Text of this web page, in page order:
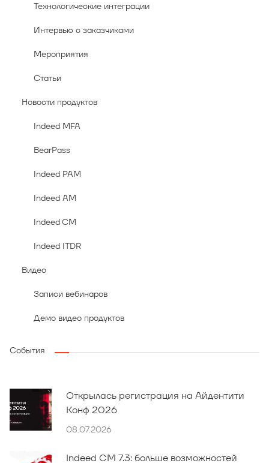
Технологические интеграции
Интервью с заказчиками
Мероприятия
Статьи
Новости продуктов
Indeed MFA
BearPass
Indeed PAM
Indeed AM
Indeed CM
Indeed ITDR
Видео
Записи вебинаров
Демо видео продуктов
События
Открылась регистрация на Айдентити
Конф 2026
08.07.2026
Indeed CM 7.3: больше возможностей